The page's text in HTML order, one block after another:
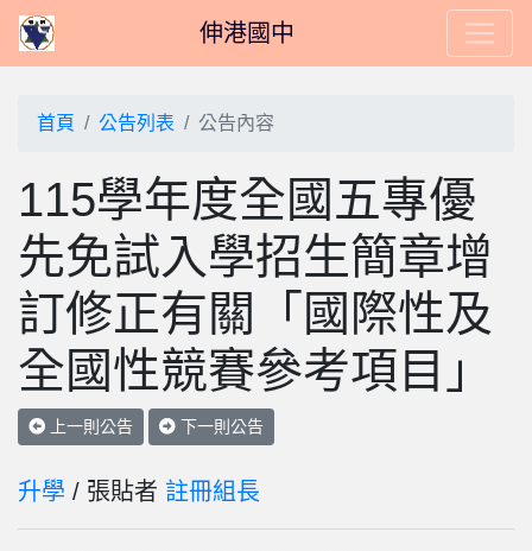
伸港國中
首頁 公告列表 公告內容
115學年度全國五專優
先免試入學招生簡章增
訂修正有關「國際性及
全國性競賽參考項目」
上一則公告 下一則公告
升學 / 張貼者 註冊組長